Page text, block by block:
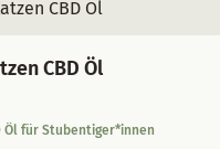
CBD Öl
Öl für Stubentiger*innen